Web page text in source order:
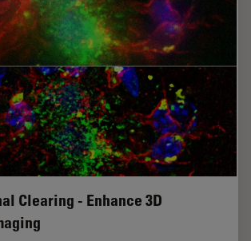
Clearing - Enhance 3D